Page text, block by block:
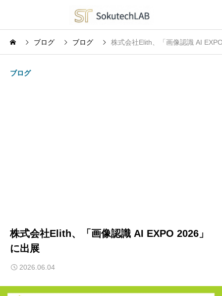
ブログ ブログ 株式会社Elith、「画像認識 AI
ブログ
株式会社Elith、「画像認識 AI EXPO 2026」
に出展
2026.06.04